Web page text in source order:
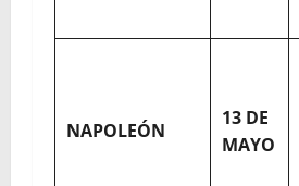
NAPOLEÓN
13 DE
MAYO